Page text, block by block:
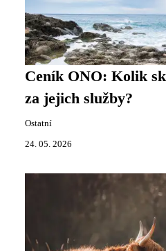
Ceník ONO: Kolik
za jejich služby?
Ostatní
24. 05. 2026